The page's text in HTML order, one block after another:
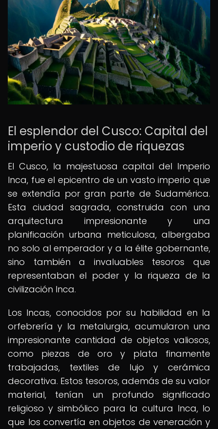
El esplendor del Cusco: Capital del
imperio y custodio de riquezas
El Cusco, la majestuosa capital del Imperio
Inca, fue el epicentro de un vasto imperio que
se extendía por gran parte de Sudamérica.
Esta ciudad sagrada, construida con una
arquitectura impresionante y una
planificación urbana meticulosa, albergaba
no solo al emperador y a la élite gobernante,
sino también a invaluables tesoros que
representaban el poder y la riqueza de la
civilización Inca.
Los Incas, conocidos por su habilidad en la
orfebrería y la metalurgia, acumularon una
impresionante cantidad de objetos valiosos,
como piezas de oro y plata finamente
trabajadas, textiles de lujo y cerámica
decorativa. Estos tesoros, además de su valor
material, tenían un profundo significado
religioso y simbólico para la cultura Inca, lo
que los convertía en objetos de veneración y